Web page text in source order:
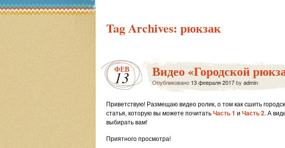
Tag Archives: рюкзак
ФЕВ
13 Видео «Городской
Опубликовано 13 февраля 2017by admin
Приветствую! Размещаю видео ролик, о том как сшить
статья, которую вы можете почитатьЧасть 1 и Часть 2. А
выбирать вам!
Приятного просмотра!